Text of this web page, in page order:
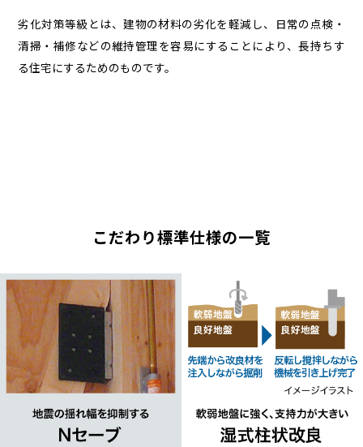
劣化対策等級とは、建物の材料の劣化を軽減し、日常の点検・
清掃・補修などの維持管理を容易にすることにより、長持ちす
る住宅にするためのものです。
こだわり標準仕様の一覧